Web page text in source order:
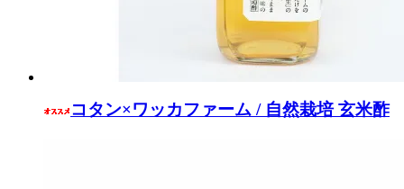
コタン×ワッカファーム / 自然栽培 玄米酢